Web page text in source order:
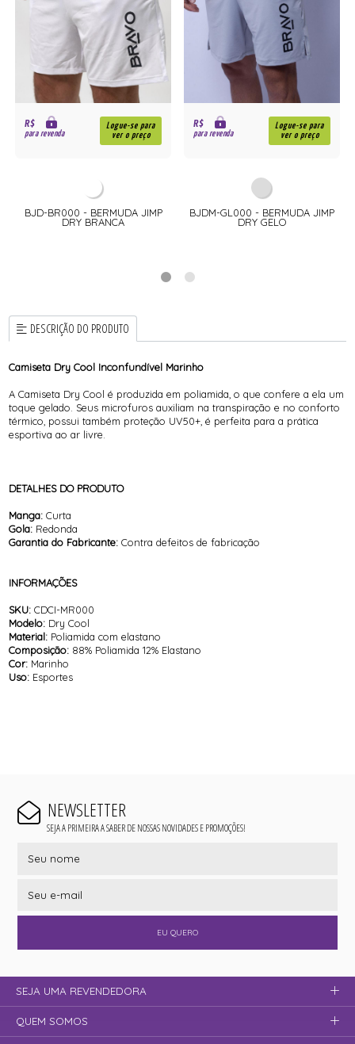
R$
para revenda
Logue-se para
ver o preço
BJD-BR000 - BERMUDA JIMP
DRY BRANCA
R$
para revenda
Logue-se para
ver o preço
BJDM-GL000 - BERMUDA JIMP
DRY GELO
DESCRIÇÃO DO PRODUTO
Camiseta Dry Cool Inconfundível Marinho
A Camiseta Dry Cool é produzida em poliamida, o que confere a ela um
toque gelado. Seus microfuros auxiliam na transpiração e no conforto
térmico, possui também proteção UV50+, é perfeita para a prática
esportiva ao ar livre.
DETALHES DO PRODUTO
Manga:Curta
Gola: Redonda
Garantia do Fabricante:Contra defeitos de fabricação
INFORMAÇÕES
SKU:CDCI-MR000
Modelo: Dry Cool
Material: Poliamida com elastano
Composição: 88% Poliamida 12% Elastano
Cor: Marinho
Uso: Esportes
NEWSLETTER
SEJA A PRIMEIRA A SABER DE NOSSAS NOVIDADES E PROMOÇÕES!
EU QUERO
SEJA UMA REVENDEDORA
QUEM SOMOS